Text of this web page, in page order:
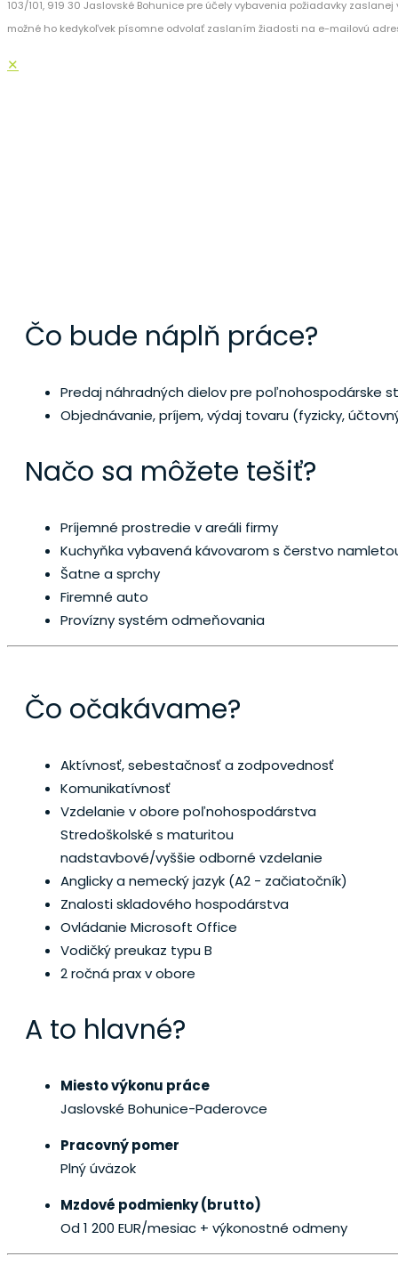
103/101, 919 30 Jaslovské Bohunice pre účely vybavenia požiadavky
možné ho kedykoľvek písomne odvolať zaslaním žiadosti na e-mailovú
✕
Čo bude náplň práce?
Predaj náhradných dielov pre poľnohospodárske
Objednávanie, príjem, výdaj tovaru (fyzicky,
Načo sa môžete tešiť?
Príjemné prostredie v areáli firmy
Kuchyňka vybavená kávovarom s čerstvo
Šatne a sprchy
Firemné auto
Provízny systém odmeňovania
Čo očakávame?
Aktívnosť, sebestačnosť a zodpovednosť
Komunikatívnosť
Vzdelanie v obore poľnohospodárstva
Stredoškolské s maturitou
nadstavbové/vyššie odborné vzdelanie
Anglicky a nemecký jazyk (A2 - začiatočník)
Znalosti skladového hospodárstva
Ovládanie Microsoft Office
Vodičký preukaz typu B
2 ročná prax v obore
A to hlavné?
Miesto výkonu práce
Jaslovské Bohunice-Paderovce
Pracovný pomer
Plný úväzok
Mzdové podmienky (brutto)
Od 1 200 EUR/mesiac + výkonostné odmeny